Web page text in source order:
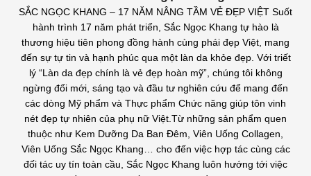
SẮC NGỌC KHANG – 17 NĂM NÂNG TẦM VẺ ĐẸP VIỆT Suốt
hành trình 17 năm phát triển, Sắc Ngọc Khang tự hào là
thương hiệu tiên phong đồng hành cùng phái đẹp Việt, mang
đến sự tự tin và hạnh phúc qua một làn da khỏe đẹp. Với triết
lý “Làn da đẹp chính là vẻ đẹp hoàn mỹ”, chúng tôi không
ngừng đổi mới, sáng tạo và đầu tư nghiên cứu để mang đến
các dòng Mỹ phẩm và Thực phẩm Chức năng giúp tôn vinh
nét đẹp tự nhiên của phụ nữ Việt.Từ những sản phẩm quen
thuộc như Kem Dưỡng Da Ban Đêm, Viên Uống Collagen,
Viên Uống Sắc Ngọc Khang… cho đến việc hợp tác cùng các
đối tác uy tín toàn cầu, Sắc Ngọc Khang luôn hướng tới việc